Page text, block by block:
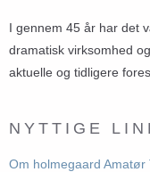
I gennem 45 år har det
dramatisk virksomhed
aktuelle og tidligere
NYTTIGE
Om holmegaard Amatør